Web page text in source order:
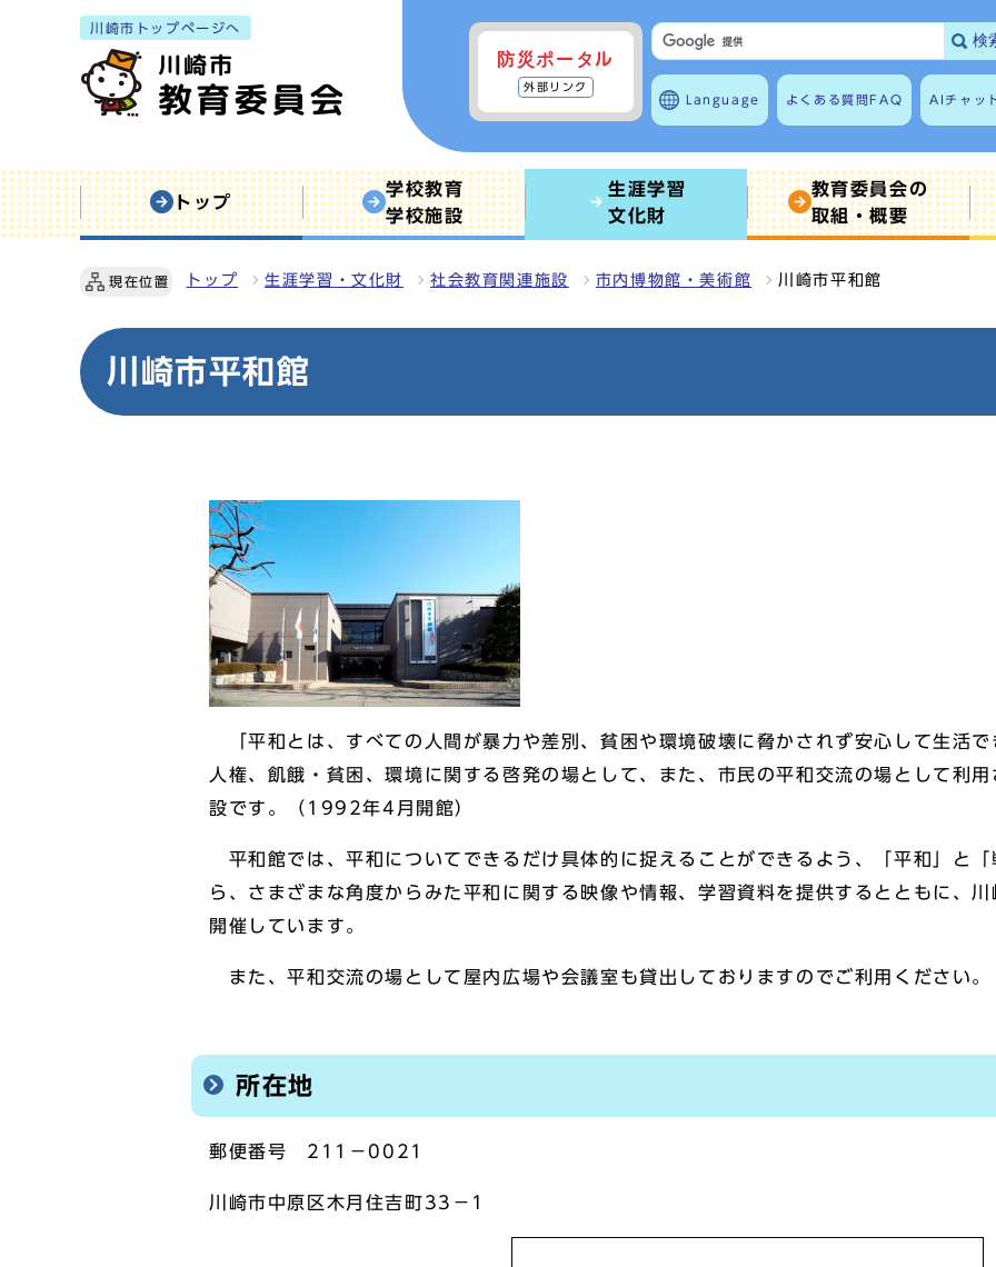
川崎市トップページへ
防災ポータル
外部リンク
検
Language よくある質問 FAQ AIチャッ
トップ
学校教育
学校施設
生涯学習
文化財
教育委員会の
取組・概要
現在位置 トップ 生涯学習・文化財 社会教育関連施設 市内博物館・美術館 川崎市平和館
川崎市平和館
「平和とは、すべての人間が暴力や差別、貧困や環境破壊に脅かされず安心して生活
人権、飢餓・貧困、環境に関する啓発の場として、また、市民の平和交流の場として利
設です。（1992年4月開館）
平和館では、平和についてできるだけ具体的に捉えることができるよう、「平和」と
ら、さまざまな角度からみた平和に関する映像や情報、学習資料を提供するとともに、
開催しています。
また、平和交流の場として屋内広場や会議室も貸出しておりますのでご利用ください。
所在地
郵便番号 211－0021
川崎市中原区木月住吉町33－1